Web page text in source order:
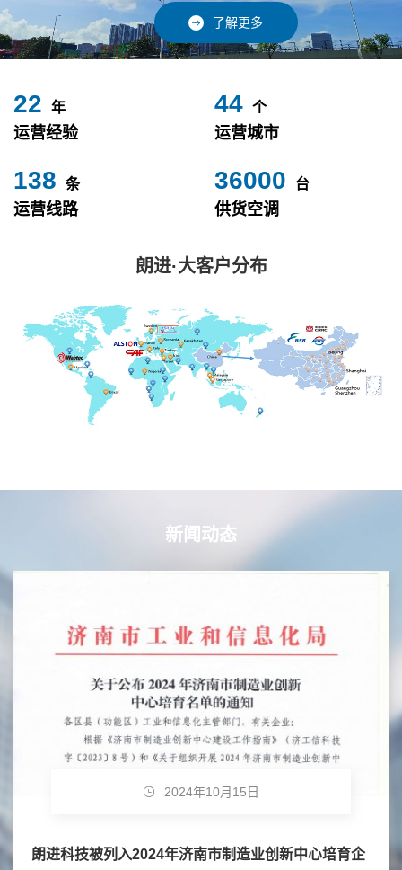
了解更多
24 年
运营经验
49 个
运营城市
153 条
运营线路
40000 台
供货空调
朗进·大客户分布
新闻动态
2024年10月15日
朗进科技被列入2024年济南市制造业创新中心培育企